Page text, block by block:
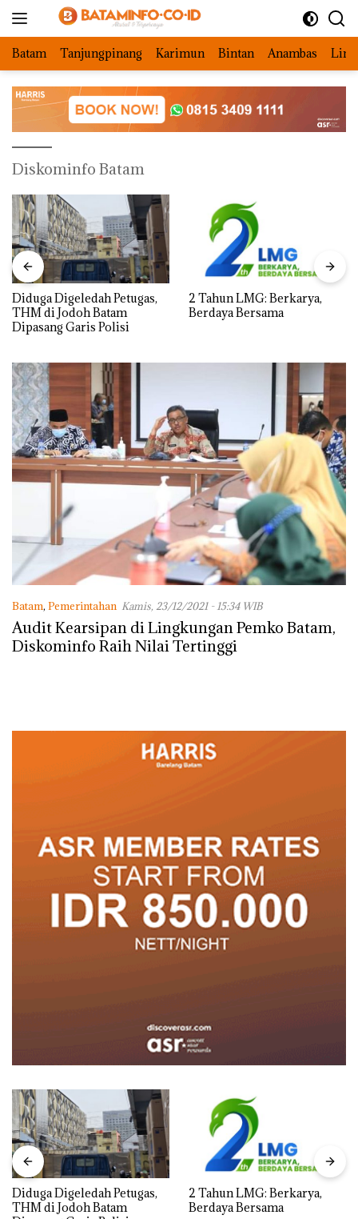
Batam Tanjungpinang Karimun Bintan Anambas
Diskominfo Batam
Diduga Digeledah Petugas,
THM di Jodoh Batam
Dipasang Garis Polisi
2 Tahun LMG: Berkarya,
Berdaya Bersama
Batam, Pemerintahan Kamis, 23/12/2021 - 15:34 WIB
Audit Kearsipan di Lingkungan Pemko Batam,
Diskominfo Raih Nilai Tertinggi
Diduga Digeledah Petugas,
THM di Jodoh Batam
2 Tahun LMG: Berkarya,
Berdaya Bersama